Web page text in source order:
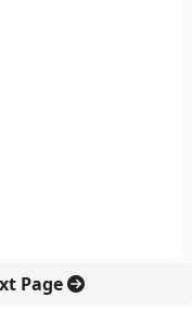
Page